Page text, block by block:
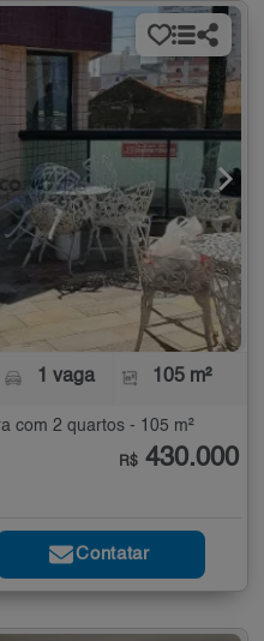
1 vaga 105 m²
com 2 quartos - 105 m²
R$ 430.000
Contatar